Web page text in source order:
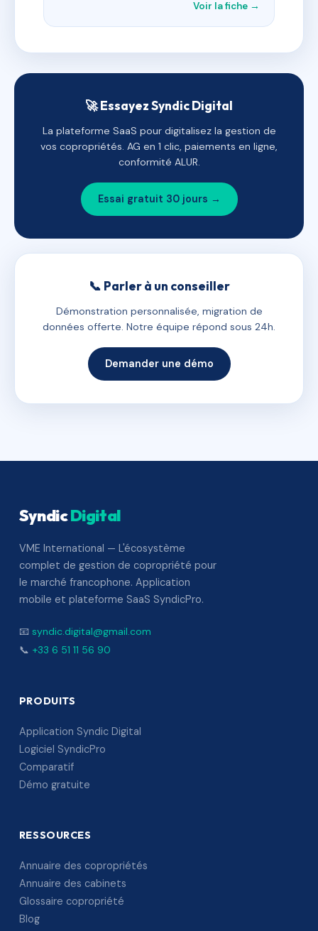
Voir la fiche →
🚀 Essayez Syndic Digital
La plateforme SaaS pour digitalisez la gestion de
vos copropriétés. AG en 1 clic, paiements en ligne,
conformité ALUR.
Essai gratuit 30 jours →
📞 Parler à un conseiller
Démonstration personnalisée, migration de
données offerte. Notre équipe répond sous 24h.
Demander une démo
SyndicDigital
VME International — L'écosystème
complet de gestion de copropriété pour
le marché francophone. Application
mobile et plateforme SaaS SyndicPro.
📧 syndic.digital@gmail.com
📞 +33 6 51 11 56 90
PRODUITS
Application Syndic Digital
Logiciel SyndicPro
Comparatif
Démo gratuite
RESSOURCES
Annuaire des copropriétés
Annuaire des cabinets
Glossaire copropriété
Blog